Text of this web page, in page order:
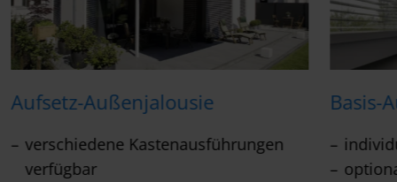
Aufsetz-Außenjalousie
verschiedene Kastenausführungen
verfügbar
Basis-